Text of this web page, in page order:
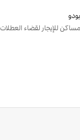
بودو
مساكن للإيجار لقضاء العطلات